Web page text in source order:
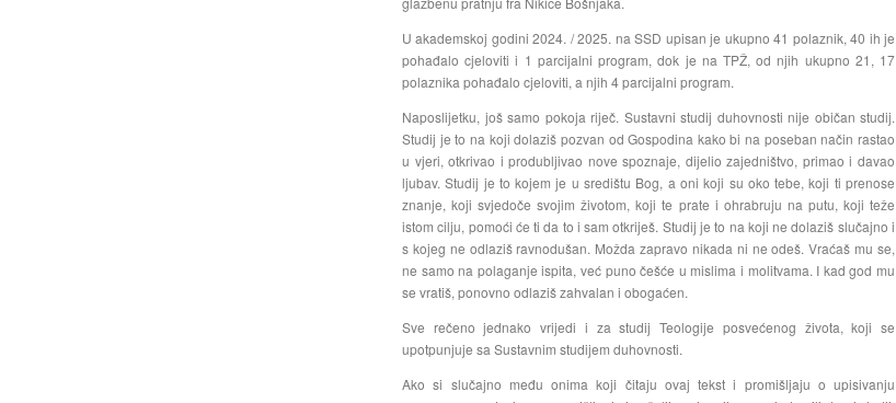
U akademskoj godini 2024. / 2025. na SSD upisan je ukupno 41 polaznik, 40 ih je
pohađalo cjeloviti i 1 parcijalni program, dok je na TPŽ, od njih ukupno 21, 17
polaznika pohađalo cjeloviti, a njih 4 parcijalni program.
Naposlijetku, još samo pokoja riječ. Sustavni studij duhovnosti nije običan studij.
Studij je to na koji dolaziš pozvan od Gospodina kako bi na poseban način rastao
u vjeri, otkrivao i produbljivao nove spoznaje, dijelio zajedništvo, primao i davao
ljubav. Studij je to kojem je u središtu Bog, a oni koji su oko tebe, koji ti prenose
znanje, koji svjedoče svojim životom, koji te prate i ohrabruju na putu, koji teže
istom cilju, pomoći će ti da to i sam otkriješ. Studij je to na koji ne dolaziš slučajno i
s kojeg ne odlaziš ravnodušan. Možda zapravo nikada ni ne odeš. Vraćaš mu se,
ne samo na polaganje ispita, već puno češće u mislima i molitvama. I kad god mu
se vratiš, ponovno odlaziš zahvalan i obogaćen.
Sve rečeno jednako vrijedi i za studij Teologije posvećenog života, koji se
upotpunjuje sa Sustavnim studijem duhovnosti.
Ako si slučajno među onima koji čitaju ovaj tekst i promišljaju o upisivanju